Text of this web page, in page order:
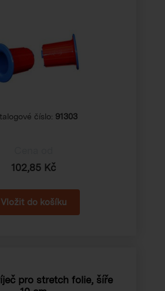
číslo: 91303
102,85 Kč
pro stretch folie, šíře